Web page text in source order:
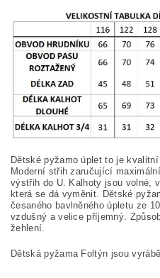
Dětské pyžamo úplet to je
Moderní střih zaručující
výstřih do U. Kalhoty jsou volné,
která se dá vyměnit. Dětské
česaného bavlněného úpletu ze
vzdušný a velice příjemný.
žehlení.
Dětská pyžama Foltýn jsou